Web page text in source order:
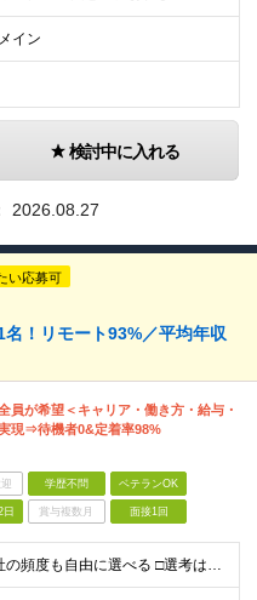
イン
検討中に入れる
2026.08.27
い応募可
！リモート93%／平均年収
員が希望＜キャリア・働き方・給与・
現⇒待機者0&定着率98%
学歴不問 ベテランOK
日 賞与複数月 面接1回
□リモート／出社の頻度も自由に選べる □選考は役員とWeb面談1回のみ □学歴不問／第二新卒歓迎／ブランクOK 【応募条件】 ◎インフラエンジニアの実務経験1年以上をお持ちの方 └運用・監視だけの方